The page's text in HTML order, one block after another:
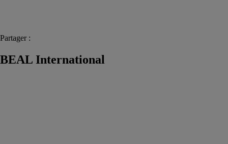
Partager :
BEAL International